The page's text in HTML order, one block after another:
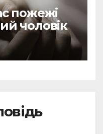
пожежі
чоловік